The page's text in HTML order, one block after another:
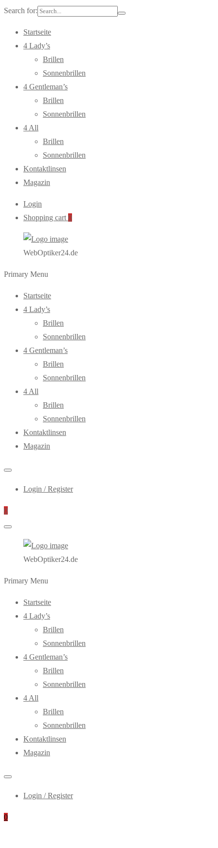
Search for:
Startseite
4 Lady’s
Brillen
Sonnenbrillen
4 Gentleman’s
Brillen
Sonnenbrillen
4 All
Brillen
Sonnenbrillen
Kontaktlinsen
Magazin
Login
Shopping cart 0
WebOptiker24.de
Primary Menu
Startseite
4 Lady’s
Brillen
Sonnenbrillen
4 Gentleman’s
Brillen
Sonnenbrillen
4 All
Brillen
Sonnenbrillen
Kontaktlinsen
Magazin
Login / Register
0
WebOptiker24.de
Primary Menu
Startseite
4 Lady’s
Brillen
Sonnenbrillen
4 Gentleman’s
Brillen
Sonnenbrillen
4 All
Brillen
Sonnenbrillen
Kontaktlinsen
Magazin
Login / Register
0